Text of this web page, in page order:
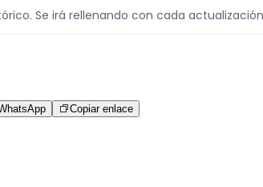
Se irá rellenando con cada
Copiar enlace